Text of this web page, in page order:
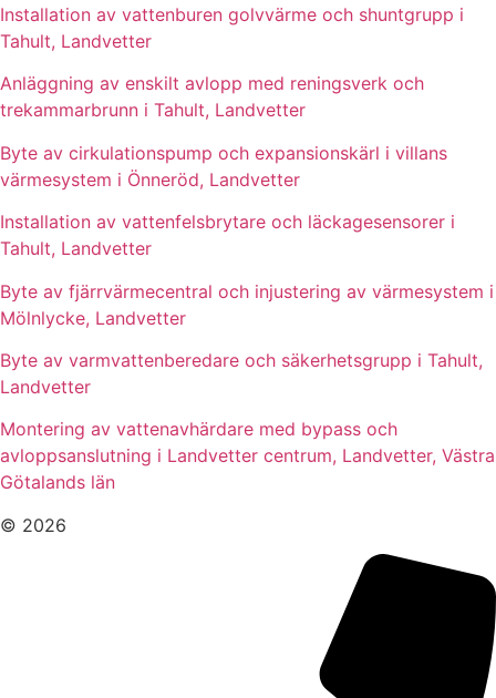
Installation av vattenburen golvvärme och shuntgrupp i
Tahult, Landvetter
Anläggning av enskilt avlopp med reningsverk och
trekammarbrunn i Tahult, Landvetter
Byte av cirkulationspump och expansionskärl i villans
värmesystem i Önneröd, Landvetter
Installation av vattenfelsbrytare och läckagesensorer i
Tahult, Landvetter
Byte av fjärrvärmecentral och injustering av värmesystem i
Mölnlycke, Landvetter
Byte av varmvattenberedare och säkerhetsgrupp i Tahult,
Landvetter
Montering av vattenavhärdare med bypass och
avloppsanslutning i Landvetter centrum, Landvetter, Västra
Götalands län
© 2026